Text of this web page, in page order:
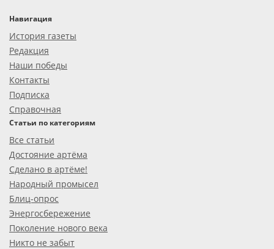
Навигация
История газеты
Редакция
Наши победы
Контакты
Подписка
Справочная
Статьи по категориям
Все статьи
Достояние артёма
Сделано в артёме!
Народный промысел
Блиц-опрос
Энергосбережение
Поколение нового века
Никто не забыт